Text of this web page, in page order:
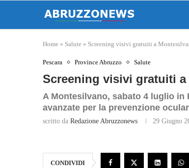
Home » Salute » Screening visivi gratuiti a
Pescara Province Abruzzo Salute
Screening visivi gratuiti
A Montesilvano, sabato 4 luglio
avanzate per la prevenzione
scritto da Redazione Abruzzonews 29 Giugno
CONDIVIDI